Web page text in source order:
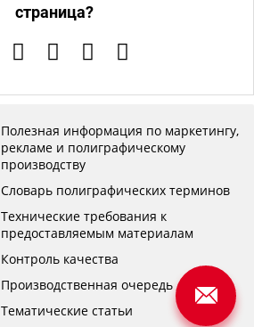
страница?
Полезная информация по маркетингу,
рекламе и полиграфическому
производству
Словарь полиграфических терминов
Технические требования к
предоставляемым материалам
Контроль качества
Производственная очередь
Тематические статьи